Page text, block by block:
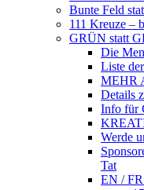
Bunte Feld
111 Kreuze –
GRÜN statt
Die
Liste
MEHR
Details
Info für
Werde
Tat
EN /